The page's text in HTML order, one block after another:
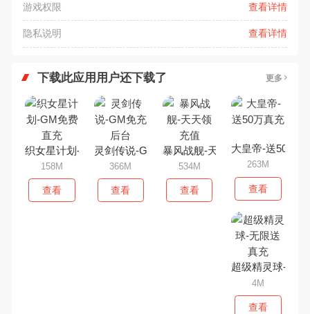
游戏权限 查看详情
隐私说明 查看详情
下载此应用用户还下载了 更多
织女星计划-GM免费直充
158M
查看
灵剑传说-GM免充后台
366M
查看
暴风战舰-天天领充值
534M
查看
大皇帝-送50万
263M
查看
超级精灵球-无
4M
查看